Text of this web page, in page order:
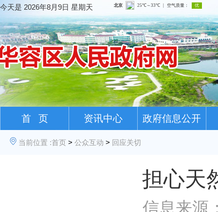
今天是 2026年8月9日 星期天
首 页 资讯中心 政府信息公开
当前位置 :首页 > 公众互动 > 回应关切
担心天
信息来源